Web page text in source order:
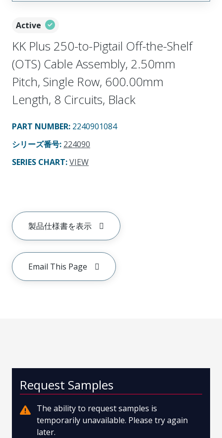
Active
KK Plus 250-to-Pigtail Off-the-Shelf
(OTS) Cable Assembly, 2.50mm
Pitch, Single Row, 600.00mm
Length, 8 Circuits, Black
PART NUMBER: 2240901084
シリーズ番号: 224090
SERIES CHART:VIEW
製品仕様書を表示
Email This Page
Request Samples
The ability to request samples is
temporarily unavailable. Please try again
later.